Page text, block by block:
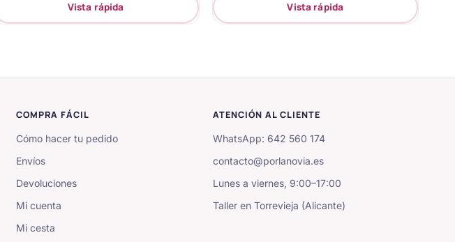
Vista rápida Vista rápida
COMPRA FÁCIL
Cómo hacer tu pedido
Envíos
Devoluciones
Mi cuenta
Mi cesta
ATENCIÓN AL CLIENTE
WhatsApp: 642 560 174
contacto@porlanovia.es
Lunes a viernes, 9:00–17:00
Taller en Torrevieja (Alicante)